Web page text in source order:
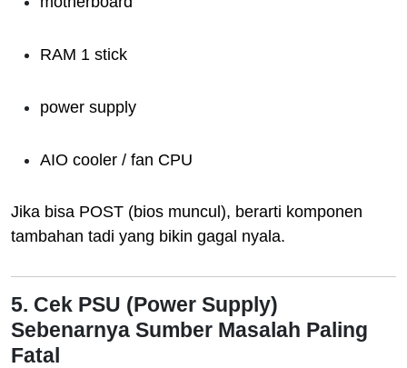
RAM 1 stick
power supply
AIO cooler / fan CPU
Jika bisa POST (bios muncul), berarti komponen
tambahan tadi yang bikin gagal nyala.
5. Cek PSU (Power Supply)
Sebenarnya Sumber Masalah Paling
Fatal